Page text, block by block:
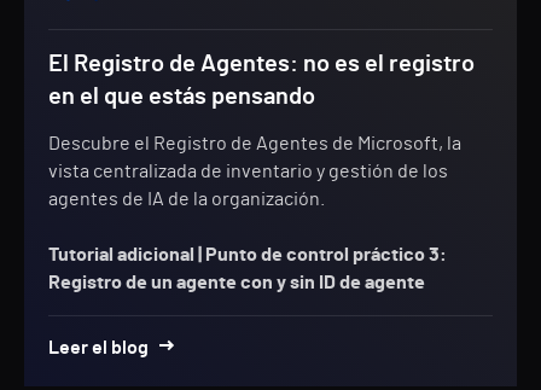
El Registro de Agentes: no es el registro
en el que estás pensando
Descubre el Registro de Agentes de Microsoft, la
vista centralizada de inventario y gestión de los
agentes de IA de la organización.
Tutorial adicional |
Punto de control práctico 3:
Registro de un agente con y sin ID de agente
Leer el blog